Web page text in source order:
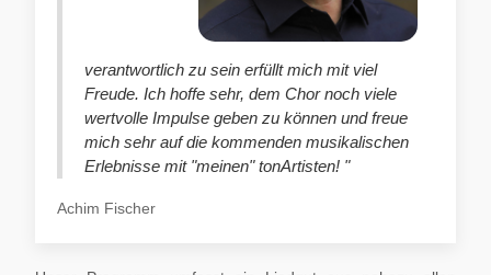
verantwortlich zu sein erfüllt mich mit viel
Freude. Ich hoffe sehr, dem Chor noch viele
wertvolle Impulse geben zu können und freue
mich sehr auf die kommenden musikalischen
Erlebnisse mit "meinen" tonArtisten! "
Achim Fischer